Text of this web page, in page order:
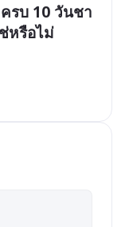
รบ 10 วันชา
หรือไม่